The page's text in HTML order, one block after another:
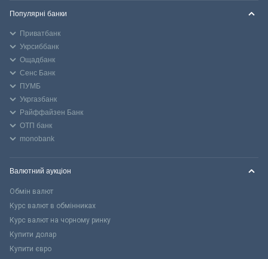
Популярні банки
Приватбанк
Укрсиббанк
Ощадбанк
Сенс Банк
ПУМБ
Укргазбанк
Райффайзен Банк
ОТП банк
monobank
Валютний аукціон
Обмін валют
Курс валют в обмінниках
Курс валют на чорному ринку
Купити долар
Купити євро